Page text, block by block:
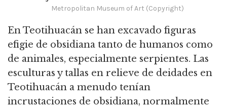
Metropolitan Museum of Art (Copyright)
En Teotihuacán se han excavado figuras
efigie de obsidiana tanto de humanos como
de animales, especialmente serpientes. Las
esculturas y tallas en relieve de deidades en
Teotihuacán a menudo tenían
incrustaciones de obsidiana, normalmente